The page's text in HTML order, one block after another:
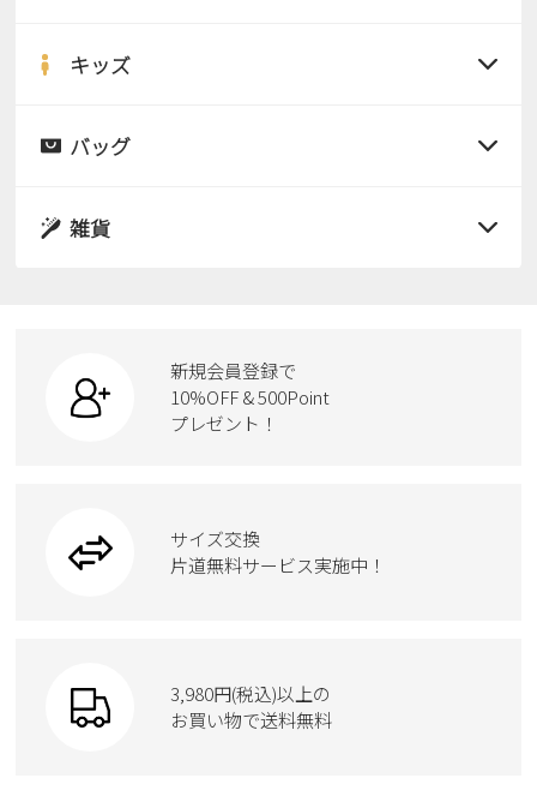
サンダル
スニーカー
カジュアルシューズ
ワークシューズ
ウェア
moz
サンダル
ローファー
ブーツ
Parade
キッズ
サンダル
スクール
new balance
バッグ
ボディバッグ
ハンドバッグ
トートバッグ
雑貨
ケア用品
新規会員登録で
10%OFF & 500Point
プレゼント！
サイズ交換
片道無料サービス実施中！
3,980円(税込)以上の
お買い物で送料無料